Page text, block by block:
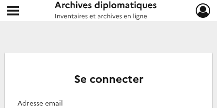
Archives diplomatiques
Ouvrir le menu déroulant
Se connecter
Adresse email